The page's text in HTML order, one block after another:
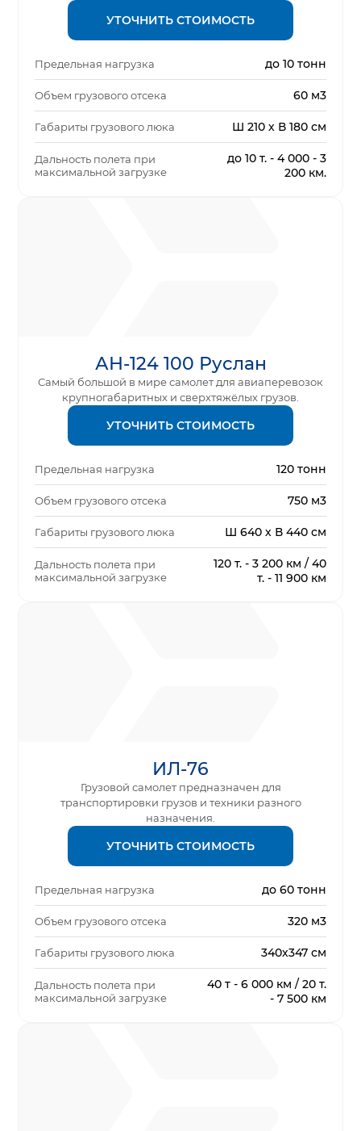
УТОЧНИТЬ СТОИМОСТЬ
Предельная нагрузка до 10 тонн
Объем грузового отсека 60 м3
Габариты грузового люка Ш 210 х В 180 см
Дальность полета при
максимальной загрузке
до 10 т. - 4 000 - 3
200 км.
АН-124 100 Руслан
Самый большой в мире самолет для авиаперевозок
крупногабаритных и сверхтяжёлых грузов.
УТОЧНИТЬ СТОИМОСТЬ
Предельная нагрузка 120 тонн
Объем грузового отсека 750 м3
Габариты грузового люка Ш 640 х В 440 см
Дальность полета при
максимальной загрузке
120 т. - 3 200 км / 40
т. - 11 900 км
ИЛ-76
Грузовой самолет предназначен для
транспортировки грузов и техники разного
назначения.
УТОЧНИТЬ СТОИМОСТЬ
Предельная нагрузка до 60 тонн
Объем грузового отсека 320 м3
Габариты грузового люка 340х347 см
Дальность полета при
максимальной загрузке
40 т - 6 000 км / 20 т.
- 7 500 км